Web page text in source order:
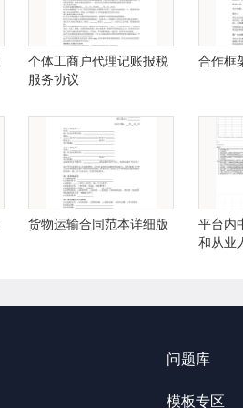
个体工商户代理记账报税
服务协议
合作框
货物运输合同范本详细版
平台内
和从业
问题库
模板专区